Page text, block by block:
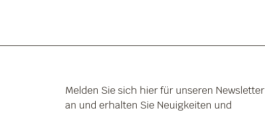
Melden Sie sich hier für unseren Newsletter
an und erhalten Sie Neuigkeiten und